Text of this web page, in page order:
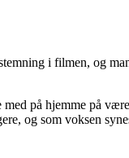
i filmen, og
på hjemme på
og som voksen